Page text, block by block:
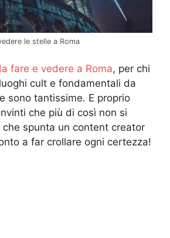
le stelle a Roma
fare e vedere a Roma, per chi
cult e fondamentali da
sono tantissime. E proprio
che più di così non si
che spunta un content creator
a far crollare ogni certezza!